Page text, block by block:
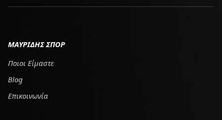
ΜΑΥΡΙΔΗΣ ΣΠΟΡ
Ποιοι Είμαστε
Blog
Επικοινωνία